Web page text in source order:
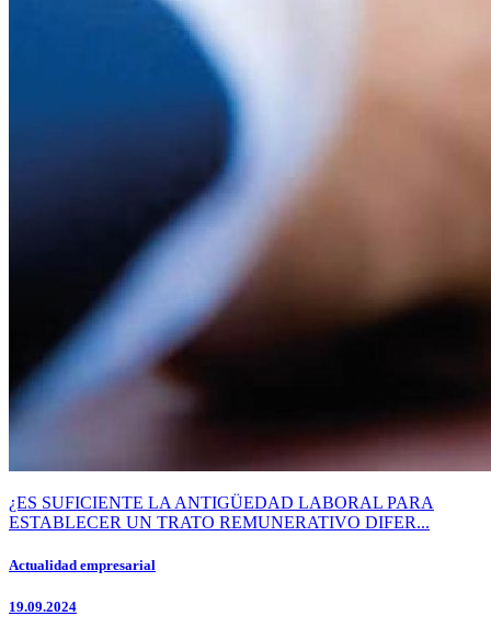
¿ES SUFICIENTE LA ANTIGÜEDAD LABORAL PARA
ESTABLECER UN TRATO REMUNERATIVO DIFER...
Actualidad empresarial
19.09.2024